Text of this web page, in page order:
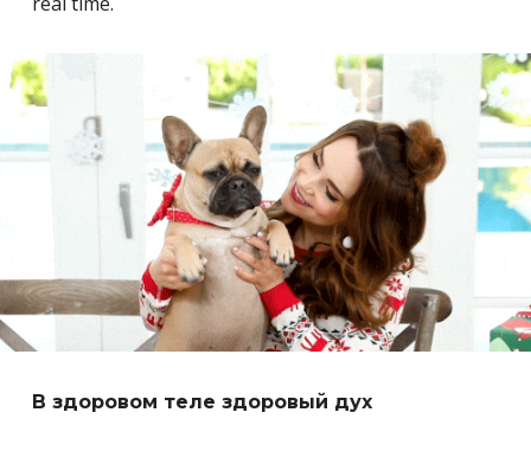
В здоровом теле здоровый дух